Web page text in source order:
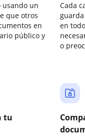
usando un
que otros
en
público y
Cada
en
o
tu